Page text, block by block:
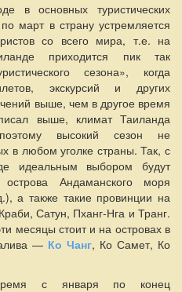
в основных туристических
март в страну устремляется
со всего мира, т.е. на
приходится пик так
сезона», когда
экскурсий и других
выше, чем в другое время
выше, климат Таиланда
высокий сезон не
в любом уголке страны. Так, с
идеальным выбором будут
Андаманского моря
а также такие провинции на
Сатун, Пханг-Нга и Транг.
месяцы стоит и на островах в
— Ко Чанг, Ко Самет, Ко
с января по конец